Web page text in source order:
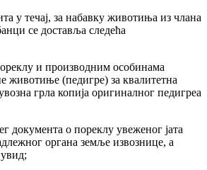
у течај, за набавку животиња из члана
се доставља следећа
и производним особинама
животиње (педигре) за квалитетна
грла копија оригиналног педигреа
документа о пореклу увеженог јата
органа земље извознице, а